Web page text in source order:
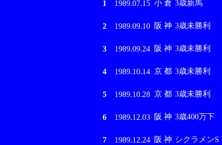
1 1989.07.15 小 倉 3歳新馬
2 1989.09.10 阪 神 3歳未勝利
3 1989.09.24 阪 神 3歳未勝利
4 1989.10.14 京 都 3歳未勝利
5 1989.10.28 京 都 3歳未勝利
6 1989.12.03 阪 神 3歳400万下
7 1989.12.24 阪 神 シクラメンS